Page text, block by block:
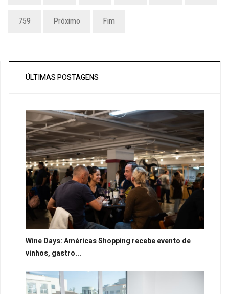
759 Próximo Fim
ÚLTIMAS POSTAGENS
Wine Days: Américas Shopping recebe evento de
vinhos, gastro...